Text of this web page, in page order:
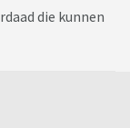
die kunnen